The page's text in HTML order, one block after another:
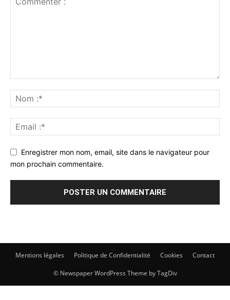
Enregistrer mon nom, email, site dans le navigateur pour
mon prochain commentaire.
Mentions légales Politique de Confidentialité Cookies Contact
© Newspaper WordPress Theme by TagDiv